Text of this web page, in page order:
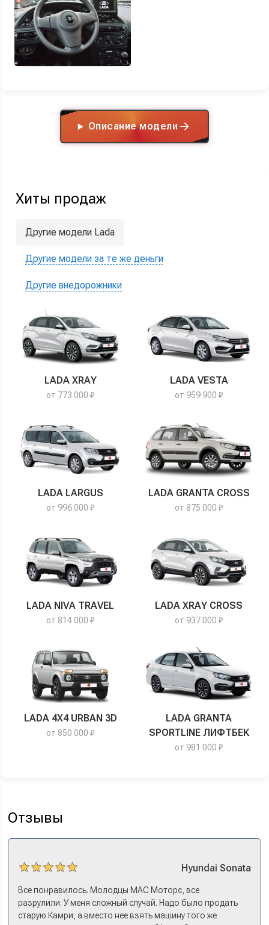
Описание модели
Хиты продаж
Другие модели Lada
Другие модели за те же деньги
Другие внедорожники
LADA XRAY
от 773 000 ₽
LADA VESTA
от 959 900 ₽
LADA LARGUS
от 996 000 ₽
LADA GRANTA CROSS
от 875 000 ₽
LADA NIVA TRAVEL
от 814 000 ₽
LADA XRAY CROSS
от 937 000 ₽
LADA 4X4 URBAN 3D
от 850 000 ₽
LADA GRANTA
SPORTLINE ЛИФТБЕК
от 981 000 ₽
Отзывы
Hyundai Sonata
Все понравилось. Молодцы МАС Моторс, все
разрулили. У меня сложный случай. Надо было продать
старую Камри, а вместо нее взять машину того же